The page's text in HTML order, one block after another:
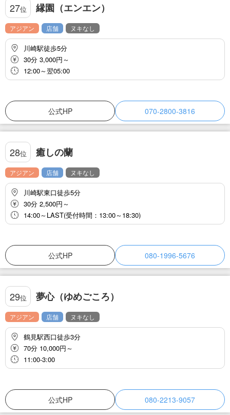
27位 縁園（エンエン）
アジアン 店舗 ヌキなし
川崎駅徒歩5分
30分 3,000円～
12:00～翌05:00
公式HP 070-2800-3816
28位 癒しの蘭
アジアン 店舗 ヌキなし
川崎駅東口徒歩5分
30分 2,500円～
14:00～LAST(受付時間：13:00～18:30)
公式HP 080-1996-5676
29位 夢心（ゆめごころ）
アジアン 店舗 ヌキなし
鶴見駅西口徒歩3分
70分 10,000円～
11:00-3:00
公式HP 080-2213-9057